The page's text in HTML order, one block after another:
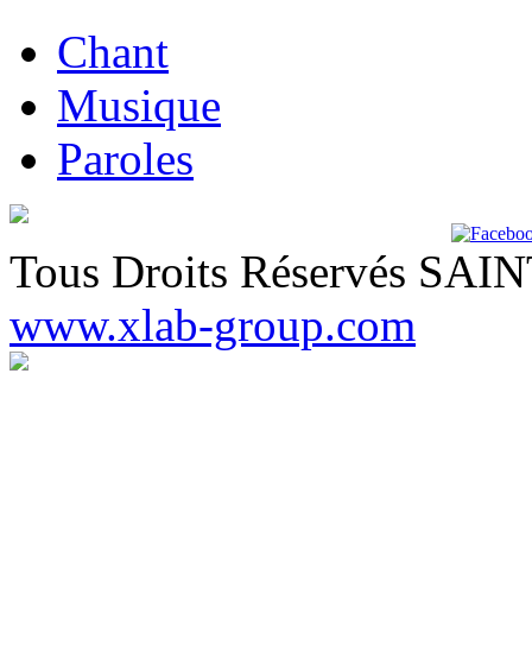
Chant
Musique
Paroles
Tous Droits Réservés
www.xlab-group.com